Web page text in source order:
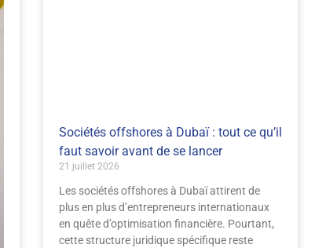
Sociétés offshores à Dubaï : tout ce qu’il
faut savoir avant de se lancer
21 juillet 2026
Les sociétés offshores à Dubaï attirent de
plus en plus d’entrepreneurs internationaux
en quête d’optimisation financière. Pourtant,
cette structure juridique spécifique reste